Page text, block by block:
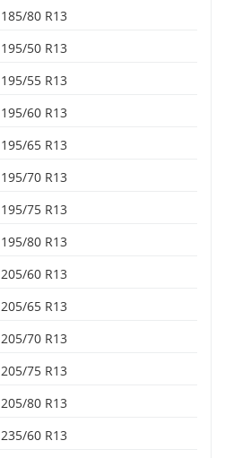
185/80 R13
195/50 R13
195/55 R13
195/60 R13
195/65 R13
195/70 R13
195/75 R13
195/80 R13
205/60 R13
205/65 R13
205/70 R13
205/75 R13
205/80 R13
235/60 R13